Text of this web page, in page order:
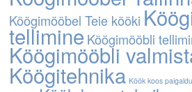
Köögimööbel Teie kööki
tellimine Köögimööbli
Köögimööbli
Köögitehnika Köök koos